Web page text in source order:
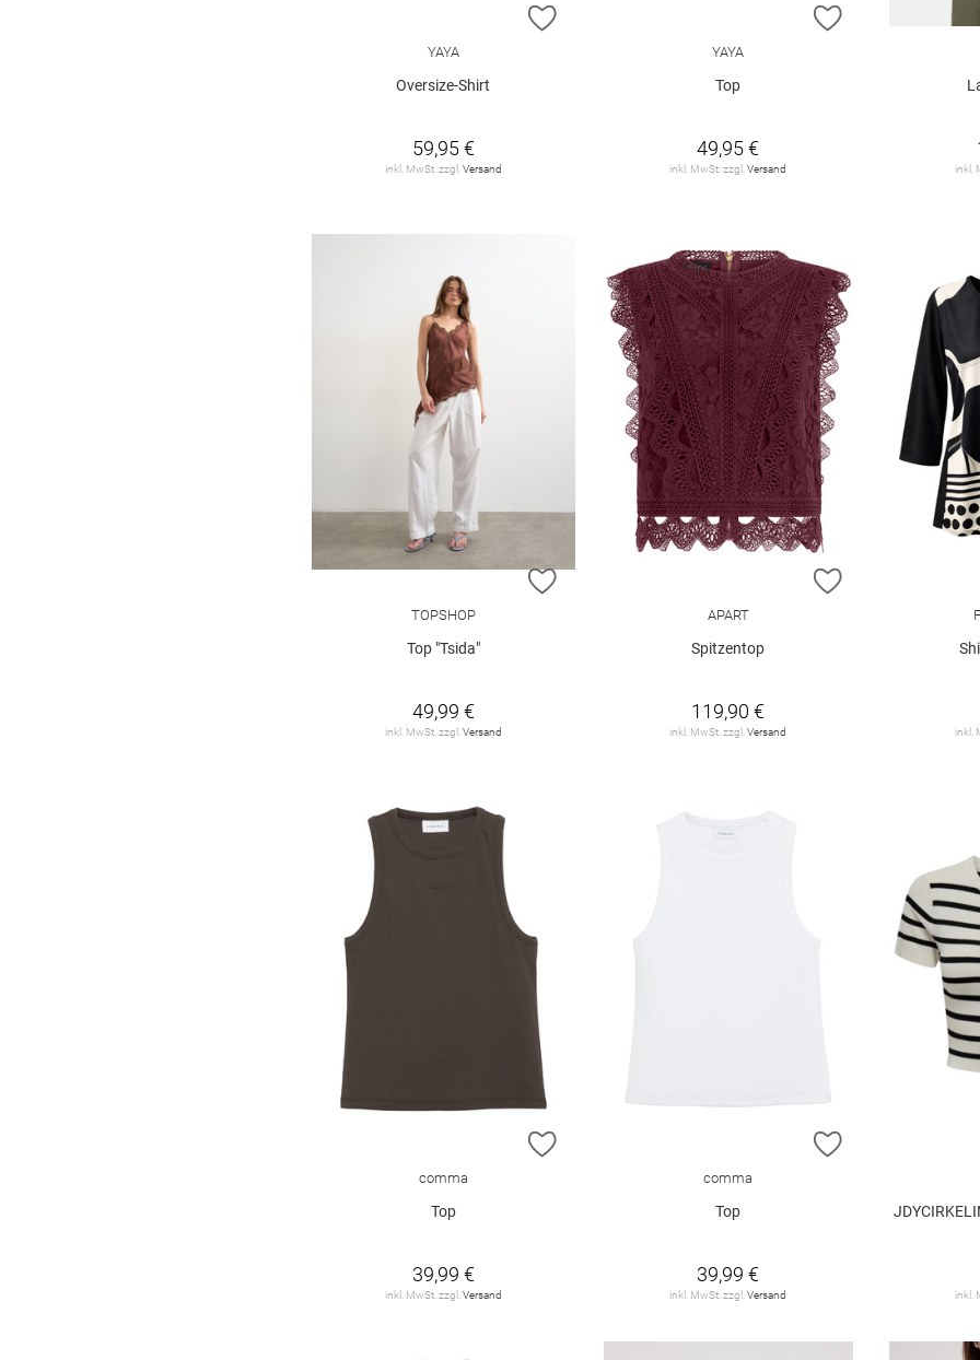
ZUR WUNSCHLISTE HINZUFÜGEN
YAYA
Oversize-Shirt
59,95 €
inkl. MwSt. zzgl. Versand
ZUR
YAYA
Top
49,95 €
inkl. MwSt. zzgl.Versand inkl.
ZUR WUNSCHLISTE HINZUFÜGEN
TOPSHOP
Top "Tsida"
49,99 €
inkl. MwSt. zzgl. Versand
ZUR
APART
Spitzentop
119,90 €
inkl. MwSt. zzgl.Versand inkl.
ZUR WUNSCHLISTE HINZUFÜGEN
comma
Top
39,99 €
inkl. MwSt. zzgl. Versand
ZUR
comma
Top
39,99 €
inkl. MwSt. zzgl.Versand inkl.